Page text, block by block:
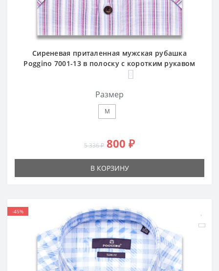
Сиреневая приталенная мужская рубашка
Poggino 7001-13 в полоску с коротким рукавом
Размер
M
5 336 ₽ 800 ₽
В КОРЗИНУ
-45%